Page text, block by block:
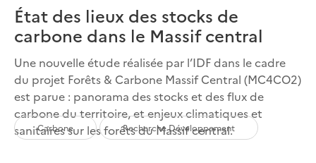
État des lieux des stocks de
carbone dans le Massif central
Une nouvelle étude réalisée par l’IDF dans le cadre
du projet Forêts & Carbone Massif Central (MC4CO2)
est parue : panorama des stocks et des flux de
carbone du territoire, et enjeux climatiques et
sanitaires sur les forêts du Massif central.
Carbone Recherche Développement